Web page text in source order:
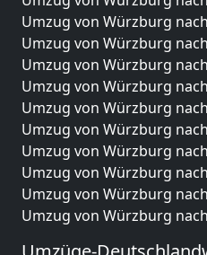
Umzug von Würzburg
Umzug von Würzburg
Umzug von Würzburg
Umzug von Würzburg
Umzug von Würzburg
Umzug von Würzburg
Umzug von Würzburg
Umzug von Würzburg
Umzug von Würzburg
Umzug von Würzburg